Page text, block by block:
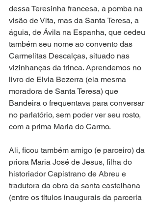
dessa Teresinha francesa, a pomba na
visão de Vita, mas da Santa Teresa, a
águia, de Ávila na Espanha, que cedeu
também seu nome ao convento das
Carmelitas Descalças, situado nas
vizinhanças da trinca. Aprendemos no
livro de Elvia Bezerra (ela mesma
moradora de Santa Teresa) que
Bandeira o frequentava para conversar
no parlatório, sem poder ver seu rosto,
com a prima Maria do Carmo.
Ali, ficou também amigo (e parceiro) da
priora Maria José de Jesus, filha do
historiador Capistrano de Abreu e
tradutora da obra da santa castelhana
(entre os títulos inaugurais da parceria